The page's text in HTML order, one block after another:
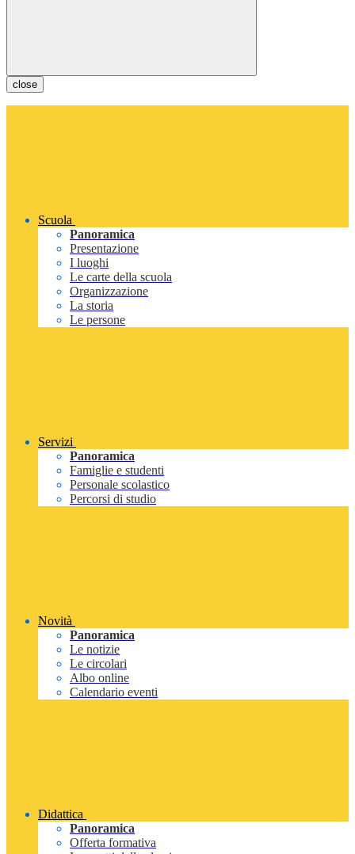
close
Scuola
Panoramica
Presentazione
I luoghi
Le carte della scuola
Organizzazione
La storia
Le persone
Servizi
Panoramica
Famiglie e studenti
Personale scolastico
Percorsi di studio
Novità
Panoramica
Le notizie
Le circolari
Albo online
Calendario eventi
Didattica
Panoramica
Offerta formativa